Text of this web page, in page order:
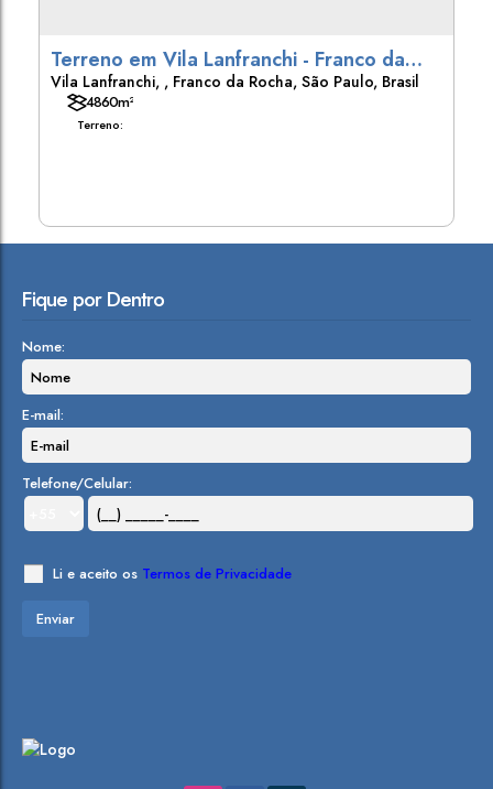
Terreno em Vila Lanfranchi - Franco da
Rocha
Vila Lanfranchi , Franco da Rocha, São Paulo, Brasil
Terreno:
4860m²
Fique por Dentro
Nome:
E-mail:
Telefone/Celular:
Li e aceito os Termos de Privacidade